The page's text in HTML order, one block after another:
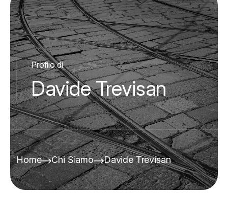
Profilo di
Davide Trevisan
Home Chi Siamo Davide Trevisan